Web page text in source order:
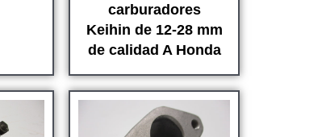
carburadores
Keihin de 12-28 mm
de calidad A Honda